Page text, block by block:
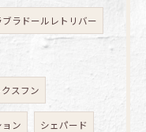
ブラドールレトリバー
スフン
ョン シェパード